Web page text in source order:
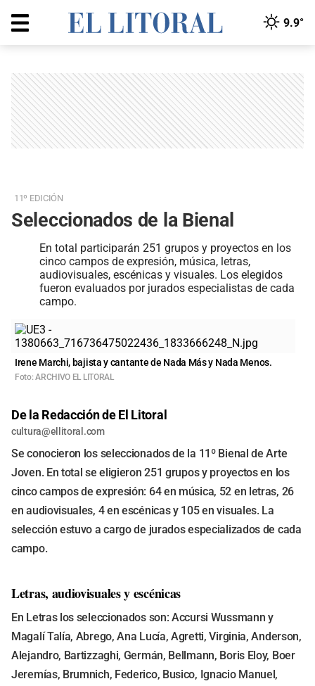
9.9°
11º EDICIÓN
Seleccionados de la Bienal
En total participarán 251 grupos y proyectos en los
cinco campos de expresión, música, letras,
audiovisuales, escénicas y visuales. Los elegidos
fueron evaluados por jurados especialistas de cada
campo.
Irene Marchi, bajista y cantante de Nada Más y Nada Menos.
Foto: ARCHIVO EL LITORAL
De la Redacción de El Litoral
cultura@ellitoral.com
Se conocieron los seleccionados de la 11º Bienal de Arte
Joven. En total se eligieron 251 grupos y proyectos en los
cinco campos de expresión: 64 en música, 52 en letras, 26
en audiovisuales, 4 en escénicas y 105 en visuales. La
selección estuvo a cargo de jurados especializados de cada
campo.
Letras, audiovisuales y escénicas
En Letras los seleccionados son: Accursi Wussmann y
Magalí Talía, Abrego, Ana Lucía, Agretti, Virginia, Anderson,
Alejandro, Bartizzaghi, Germán, Bellmann, Boris Eloy, Boer
Jeremías, Brumnich, Federico, Busico, Ignacio Manuel,